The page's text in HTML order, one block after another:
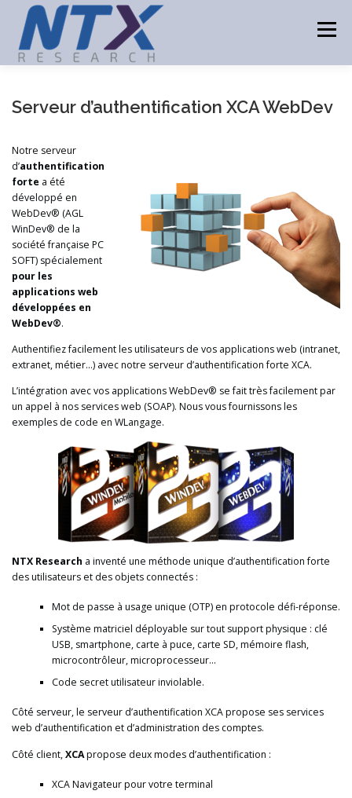
contenu
Menu
CONSULTING
CONTACT
Serveur d’authentification XCA WebDev
Notre serveur
d’authentification
forte a été
développé en
WebDev® (AGL
WinDev® de la
société française PC
SOFT) spécialement
pour les
applications web
développées en
WebDev®.
Authentifiez facilement les utilisateurs de vos applications web (intranet,
extranet, métier…) avec notre serveur d’authentification forte XCA.
L’intégration avec vos applications WebDev® se fait très facilement par
un appel à nos services web (SOAP). Nous vous fournissons les
exemples de code en WLangage.
NTX Research a inventé une méthode unique d’authentification forte
des utilisateurs et des objets connectés :
Mot de passe à usage unique (OTP) en protocole défi-réponse.
Système matriciel déployable sur tout support physique : clé
USB, smartphone, carte à puce, carte SD, mémoire flash,
microcontrôleur, microprocesseur…
Code secret utilisateur inviolable.
Côté serveur, le serveur d’authentification XCA propose ses services
web d’authentification et d’administration des comptes.
Côté client,XCApropose deux modes d’authentification :
XCA Navigateur pour votre terminal